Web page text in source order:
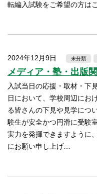
転編入試験をご希望の方は
2024年12月9日 未分類
メディア・塾・出版
入試当日の応援・取材・下
日において、学校周辺にお
る皆さんの下見や見学につ
験生が安全かつ円滑に受験
実力を発揮できますように
にお願い申し上げ…